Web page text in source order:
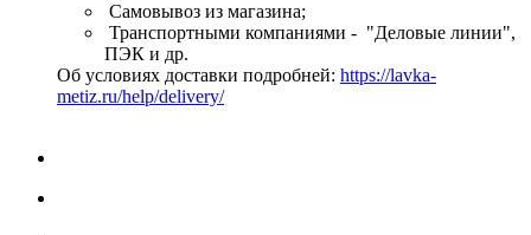
Самовывоз из магазина;
Транспортными компаниями - "Деловые линии",
ПЭК и др.
Об условиях доставки подробней: https://lavka-
metiz.ru/help/delivery/